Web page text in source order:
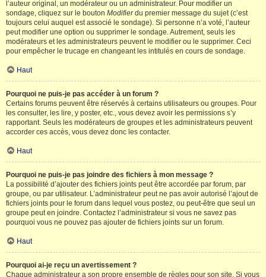
l’auteur original, un modérateur ou un administrateur. Pour modifier un
sondage, cliquez sur le bouton Modifierdu premier message du sujet (c’est
toujours celui auquel est associé le sondage). Si personne n’a voté, l’auteur
peut modifier une option ou supprimer le sondage. Autrement, seuls les
modérateurs et les administrateurs peuvent le modifier ou le supprimer. Ceci
pour empêcher le trucage en changeant les intitulés en cours de sondage.
Haut
Pourquoi ne puis-je pas accéder à un forum ?
Certains forums peuvent être réservés à certains utilisateurs ou groupes. Pour
les consulter, les lire, y poster, etc., vous devez avoir les permissions s’y
rapportant. Seuls les modérateurs de groupes et les administrateurs peuvent
accorder ces accès, vous devez donc les contacter.
Haut
Pourquoi ne puis-je pas joindre des fichiers à mon message ?
La possibilité d’ajouter des fichiers joints peut être accordée par forum, par
groupe, ou par utilisateur. L’administrateur peut ne pas avoir autorisé l’ajout de
fichiers joints pour le forum dans lequel vous postez, ou peut-être que seul un
groupe peut en joindre. Contactez l’administrateur si vous ne savez pas
pourquoi vous ne pouvez pas ajouter de fichiers joints sur un forum.
Haut
Pourquoi ai-je reçu un avertissement ?
Chaque administrateur a son propre ensemble de règles pour son site. Si vous